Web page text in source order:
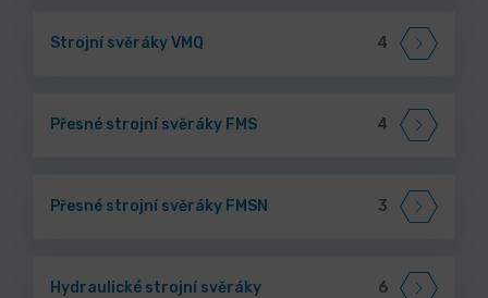
Strojní svěráky VMQ 4
Přesné strojní svěráky FMS 4
Přesné strojní svěráky FMSN 3
Hydraulické strojní svěráky 6